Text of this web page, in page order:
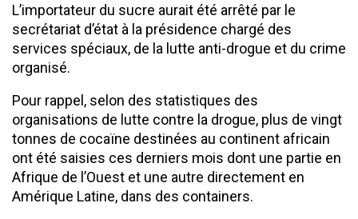
L’importateur du sucre aurait été arrêté par le
secrétariat d’état à la présidence chargé des
services spéciaux, de la lutte anti-drogue et du crime
organisé.
Pour rappel, selon des statistiques des
organisations de lutte contre la drogue, plus de vingt
tonnes de cocaïne destinées au continent africain
ont été saisies ces derniers mois dont une partie en
Afrique de l’Ouest et une autre directement en
Amérique Latine, dans des containers.